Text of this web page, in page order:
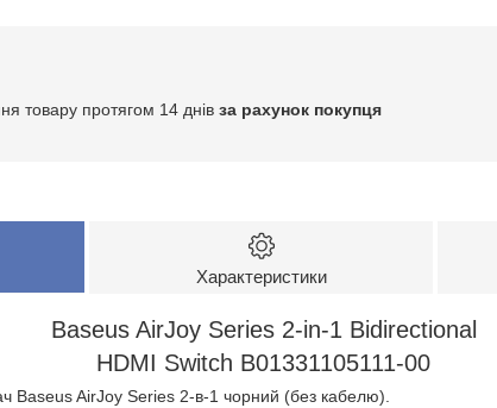
товару протягом 14 днів за рахунок покупця
Характеристики
Baseus AirJoy Series 2-in-1 Bidirectional
HDMI Switch B01331105111-00
Baseus AirJoy Series 2-в-1 чорний (без кабелю).